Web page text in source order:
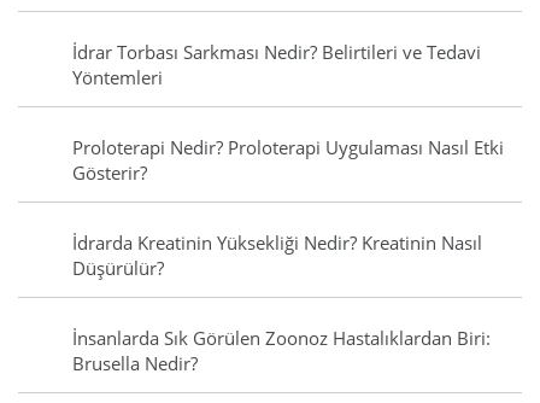
İdrar Torbası Sarkması Nedir? Belirtileri ve Tedavi
Yöntemleri
Proloterapi Nedir? Proloterapi Uygulaması Nasıl Etki
Gösterir?
İdrarda Kreatinin Yüksekliği Nedir? Kreatinin Nasıl
Düşürülür?
İnsanlarda Sık Görülen Zoonoz Hastalıklardan Biri:
Brusella Nedir?